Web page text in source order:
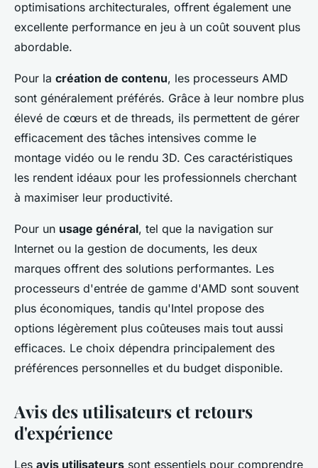
optimisations architecturales, offrent également une
excellente performance en jeu à un coût souvent plus
abordable.
Pour la création de contenu, les processeurs AMD
sont généralement préférés. Grâce à leur nombre plus
élevé de cœurs et de threads, ils permettent de gérer
efficacement des tâches intensives comme le
montage vidéo ou le rendu 3D. Ces caractéristiques
les rendent idéaux pour les professionnels cherchant
à maximiser leur productivité.
Pour un usage général, tel que la navigation sur
Internet ou la gestion de documents, les deux
marques offrent des solutions performantes. Les
processeurs d'entrée de gamme d'AMD sont souvent
plus économiques, tandis qu'Intel propose des
options légèrement plus coûteuses mais tout aussi
efficaces. Le choix dépendra principalement des
préférences personnelles et du budget disponible.
Avis des utilisateurs et retours
d'expérience
Les avis utilisateurs sont essentiels pour comprendre